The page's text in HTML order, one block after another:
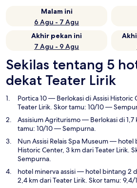
Malam ini
6 Agu - 7 Agu
Akhir pekan ini
7 Agu - 9 Agu
Sekilas tentang 5
dekat Teater Lirik
Portica 10— Berlokasi di Assisi Historic
Teater Lirik. Skor tamu: 10/10 —
Assisium Agriturismo— Berlokasi di 1,7
tamu: 10/10 — Sempurna.
Nun Assisi Relais Spa Museum— hotel
Historic Center, 3 km dari Teater Lirik.
Sempurna.
hotel minerva assisi— hotel bintang 2
2,4 km dari Teater Lirik. Skor tamu: